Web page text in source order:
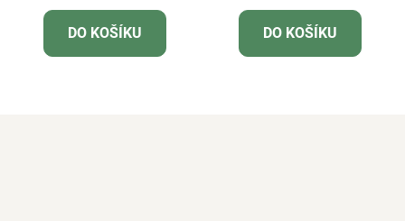
DO KOŠÍKU DO KOŠÍKU